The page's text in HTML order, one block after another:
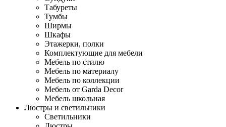
Табуреты
Тумбы
Ширмы
Шкафы
Этажерки, полки
Комплектующие для мебели
Мебель по стилю
Мебель по материалу
Мебель по коллекции
Мебель от Garda Decor
Мебель школьная
Люстры и светильники
Светильники